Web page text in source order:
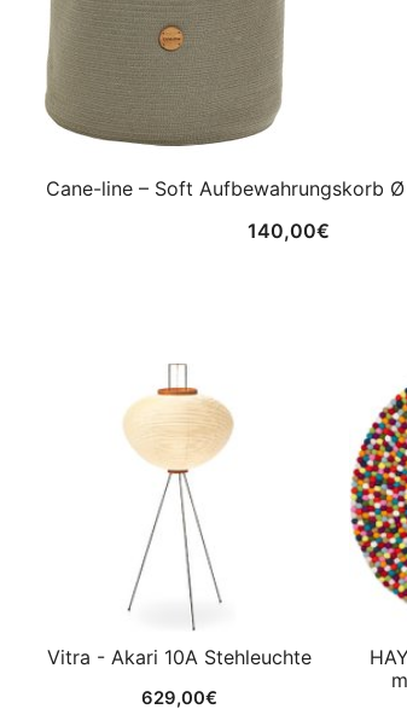
Cane-line – Soft Aufbewahrungskorb
140,00€
Vitra - Akari 10A Stehleuchte
629,00€